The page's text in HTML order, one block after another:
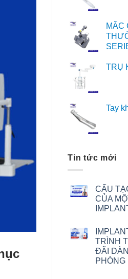
MẮC
TRỤ
Tay
Tin tức mới
CẤU
CỦA
TRÌNH
ĐÃI
PHÒNG